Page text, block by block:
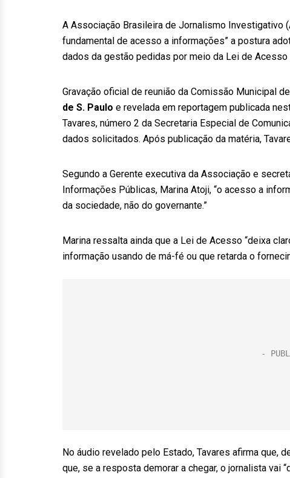
A Associação Brasileira de Jornalismo Investigativo
fundamental de acesso a informações” a postura
dados da gestão pedidas por meio da Lei de Acesso
Gravação oficial de reunião da Comissão Municipal
de S. Paulo e revelada em reportagem publicada
Tavares, número 2 da Secretaria Especial de
dados solicitados. Após publicação da matéria,
Segundo a Gerente executiva da Associação e
Informações Públicas, Marina Atoji, “o acesso a
da sociedade, não do governante.”
Marina ressalta ainda que a Lei de Acesso “deixa
informação usando de má-fé ou que retarda o
No áudio revelado pelo Estado, Tavares afirma que,
que, se a resposta demorar a chegar, o jornalista vai